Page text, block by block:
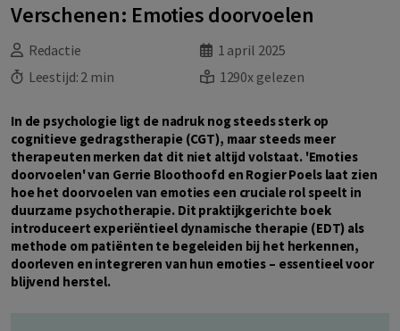
Verschenen: Emoties doorvoelen
Redactie
1 april 2025
Leestijd: 2 min 1290x gelezen
In de psychologie ligt de nadruk nog steeds sterk op
cognitieve gedragstherapie (CGT), maar steeds meer
therapeuten merken dat dit niet altijd volstaat. 'Emoties
doorvoelen' van Gerrie Bloothoofd en Rogier Poels laat zien
hoe het doorvoelen van emoties een cruciale rol speelt in
duurzame psychotherapie. Dit praktijkgerichte boek
introduceert experiëntieel dynamische therapie (EDT) als
methode om patiënten te begeleiden bij het herkennen,
doorleven en integreren van hun emoties – essentieel voor
blijvend herstel.